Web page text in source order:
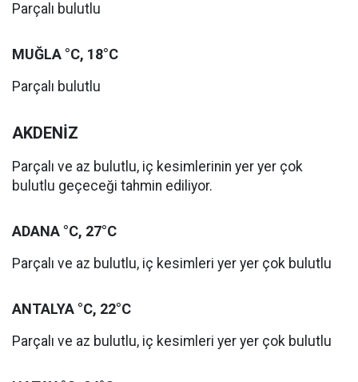
Parçalı bulutlu
MUĞLA °C, 18°C
Parçalı bulutlu
AKDENİZ
Parçalı ve az bulutlu, iç kesimlerinin yer yer çok
bulutlu geçeceği tahmin ediliyor.
ADANA °C, 27°C
Parçalı ve az bulutlu, iç kesimleri yer yer çok bulutlu
ANTALYA °C, 22°C
Parçalı ve az bulutlu, iç kesimleri yer yer çok bulutlu